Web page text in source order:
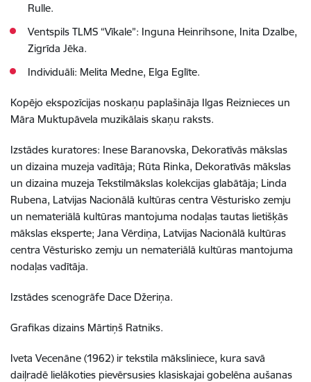
Rulle.
Ventspils TLMS “Vīkale”: Inguna Heinrihsone, Inita Dzalbe,
Zigrīda Jēka.
Individuāli: Melita Medne, Elga Eglīte.
Kopējo ekspozīcijas noskaņu paplašināja Ilgas Reiznieces un
Māra Muktupāvela muzikālais skaņu raksts.
Izstādes kuratores: Inese Baranovska, Dekoratīvās mākslas
un dizaina muzeja vadītāja; Rūta Rinka, Dekoratīvās mākslas
un dizaina muzeja Tekstilmākslas kolekcijas glabātāja; Linda
Rubena, Latvijas Nacionālā kultūras centra Vēsturisko zemju
un nemateriālā kultūras mantojuma nodaļas tautas lietišķās
mākslas eksperte; Jana Vērdiņa, Latvijas Nacionālā kultūras
centra Vēsturisko zemju un nemateriālā kultūras mantojuma
nodaļas vadītāja.
Izstādes scenogrāfe Dace Džeriņa.
Grafikas dizains Mārtiņš Ratniks.
Iveta Vecenāne (1962) ir tekstila māksliniece, kura savā
daiļradē lielākoties pievērsusies klasiskajai gobelēna aušanas